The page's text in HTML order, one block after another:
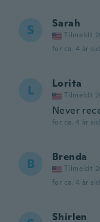
S Sarah
Tilmeldt
for ca. 4 år
L Lorita
Tilmeldt
Never
for ca. 4 år
B Brenda
Tilmeldt
for ca. 4 år
Shirlen